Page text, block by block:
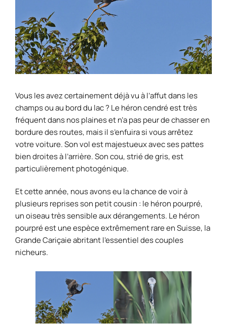
Vous les avez certainement déjà vu à l’affut dans les
champs ou au bord du lac ? Le héron cendré est très
fréquent dans nos plaines et n’a pas peur de chasser en
bordure des routes, mais il s’enfuira si vous arrêtez
votre voiture. Son vol est majestueux avec ses pattes
bien droites à l’arrière. Son cou, strié de gris, est
particulièrement photogénique.
Et cette année, nous avons eu la chance de voir à
plusieurs reprises son petit cousin : le héron pourpré,
un oiseau très sensible aux dérangements. Le héron
pourpré est une espèce extrêmement rare en Suisse, la
Grande Cariçaie abritant l’essentiel des couples
nicheurs.